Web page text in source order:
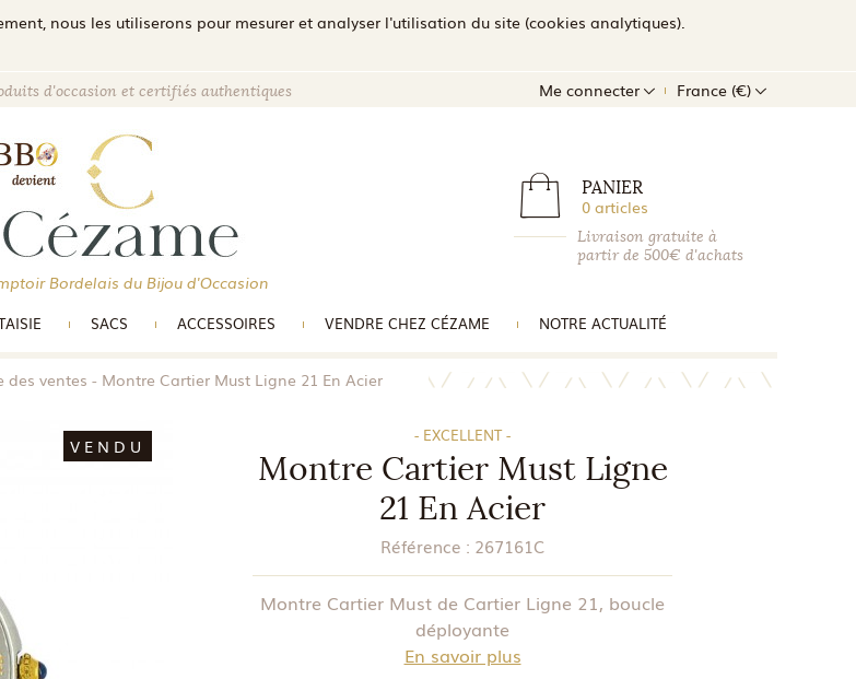
nous les utiliserons pour mesurer et analyser l'utilisation du site (cookies analytiques).
d'occasion et certifiés authentiques Me connecter France (€)
PANIER
0 articles
Livraison gratuite à
partir de 500€ d'achats
Bordelais du Bijou d'Occasion
SACS ACCESSOIRES VENDRE CHEZ CÉZAME NOTRE ACTUALITÉ
des ventes Montre Cartier Must Ligne 21 En Acier
VENDU
- EXCELLENT -
Montre Cartier Must Ligne
21 En Acier
Référence : 267161C
Montre Cartier Must de Cartier Ligne 21, boucle
déployante
En savoir plus